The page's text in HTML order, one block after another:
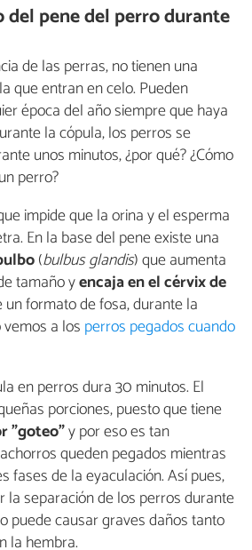
del pene del perro durante
de las perras, no tienen una
que entran en celo. Pueden
época del año siempre que haya
la cópula, los perros se
unos minutos, ¿por qué? ¿Cómo
perro?
impide que la orina y el esperma
En la base del pene existe una
(bulbus glandis) que aumenta
tamaño yencaja en el cérvix de
un formato de fosa, durante la
a los perros pegados cuando
en perros dura 30 minutos. El
porciones, puesto que tiene
"goteo"y por eso es tan
queden pegados mientras
fases de la eyaculación. Así pues,
la separación de los perros durante
puede causar graves daños tanto
la hembra.